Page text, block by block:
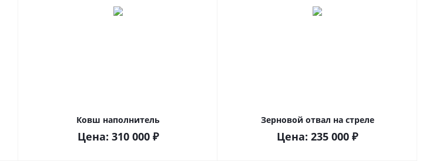
Ковш наполнитель
Цена: 310 000 ₽
Зерновой отвал на стреле
Цена: 235 000 ₽